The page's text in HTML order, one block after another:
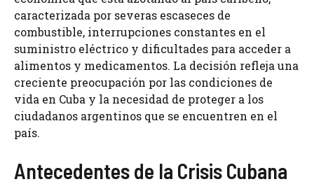
caracterizada por severas escaseces de
combustible, interrupciones constantes en el
suministro eléctrico y dificultades para acceder a
alimentos y medicamentos. La decisión refleja una
creciente preocupación por las condiciones de
vida en Cuba y la necesidad de proteger a los
ciudadanos argentinos que se encuentren en el
país.
Antecedentes de la Crisis Cubana